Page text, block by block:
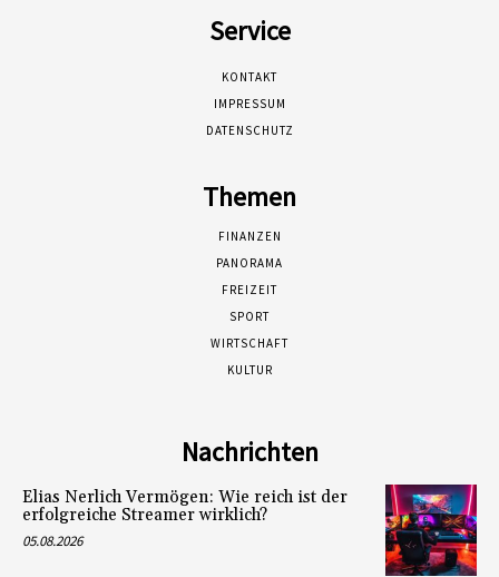
Service
KONTAKT
IMPRESSUM
DATENSCHUTZ
Themen
FINANZEN
PANORAMA
FREIZEIT
SPORT
WIRTSCHAFT
KULTUR
Nachrichten
Elias Nerlich Vermögen: Wie reich ist der
erfolgreiche Streamer wirklich?
05.08.2026